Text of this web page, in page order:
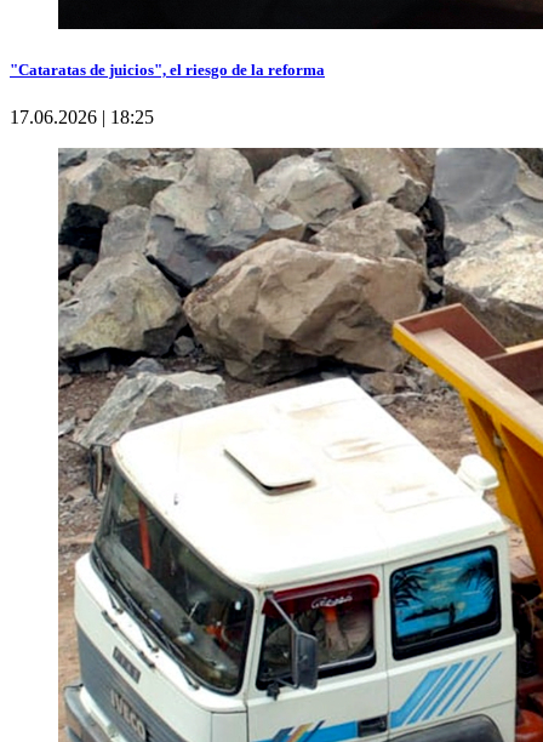
"Cataratas de juicios", el riesgo de la reforma
17.06.2026 | 18:25